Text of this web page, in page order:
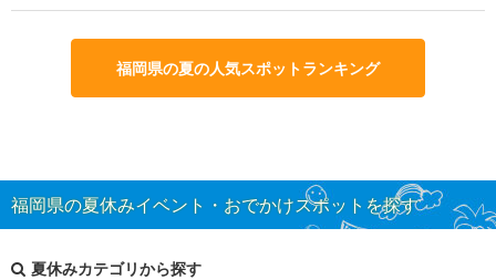
福岡県の夏の人気スポットランキング
福岡県の夏休みイベント・おでかけスポットを探す
夏休みカテゴリから探す